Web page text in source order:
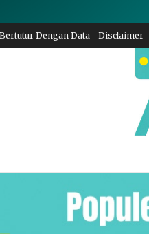
Dengan Data Disclaimer